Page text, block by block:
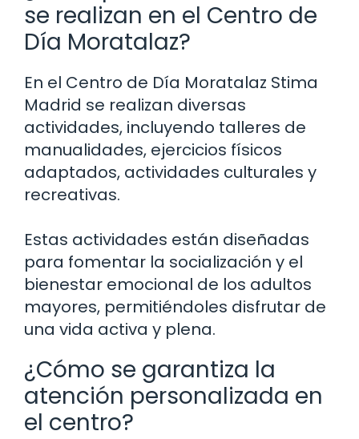
se realizan en el Centro de
Día Moratalaz?
En el Centro de Día Moratalaz Stima
Madrid se realizan diversas
actividades, incluyendo talleres de
manualidades, ejercicios físicos
adaptados, actividades culturales y
recreativas.
Estas actividades están diseñadas
para fomentar la socialización y el
bienestar emocional de los adultos
mayores, permitiéndoles disfrutar de
una vida activa y plena.
¿Cómo se garantiza la
atención personalizada en
el centro?